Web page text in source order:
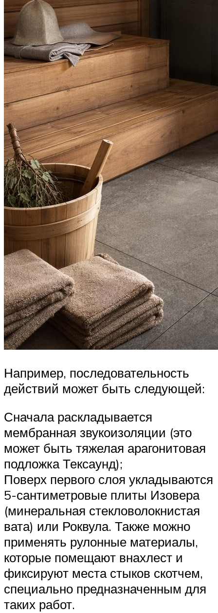
Например, последовательность
действий может быть следующей:
Сначала раскладывается
мембранная звукоизоляции (это
может быть тяжелая арагонитовая
подложка Тексаунд);
Поверх первого слоя укладываются
5-сантиметровые плиты Изовера
(минеральная стекловолокнистая
вата) или Роквула. Также можно
применять рулонные материалы,
которые помещают внахлест и
фиксируют места стыков скотчем,
специально предназначенным для
таких работ.